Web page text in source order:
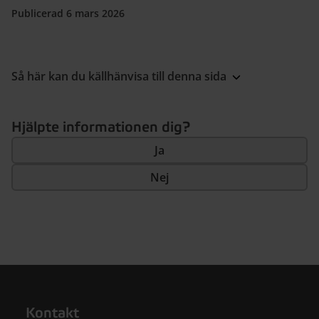
Publicerad 6 mars 2026
Så här kan du källhänvisa till denna sida
Hjälpte informationen dig?
Ja
Nej
Kontakt